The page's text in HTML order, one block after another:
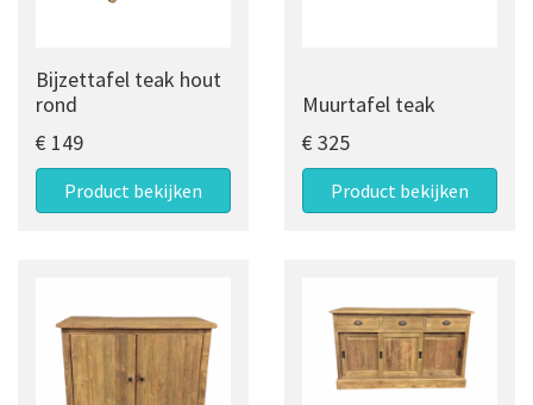
Bijzettafel teak hout
rond
€ 149
Product bekijken
Muurtafel teak
€ 325
Product bekijken